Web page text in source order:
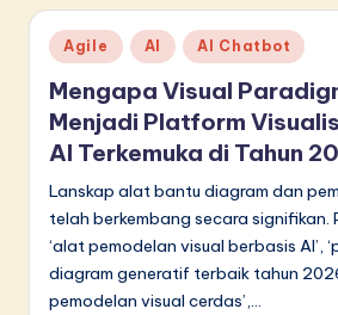
e
A
n
d
o
n
Posted
in
Agile AI AI Chatbot
Mengapa Visual
Menjadi Platform
AI Terkemuka di Tahun
Lanskap alat bantu diagram dan
telah berkembang secara signifikan.
‘alat pemodelan visual berbasis AI’,
diagram generatif terbaik tahun
pemodelan visual cerdas’,…